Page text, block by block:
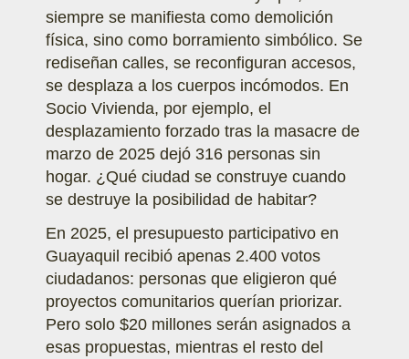
siempre se manifiesta como demolición
física, sino como borramiento simbólico. Se
rediseñan calles, se reconfiguran accesos,
se desplaza a los cuerpos incómodos. En
Socio Vivienda, por ejemplo, el
desplazamiento forzado tras la masacre de
marzo de 2025 dejó 316 personas sin
hogar. ¿Qué ciudad se construye cuando
se destruye la posibilidad de habitar?
En 2025, el presupuesto participativo en
Guayaquil recibió apenas 2.400 votos
ciudadanos: personas que eligieron qué
proyectos comunitarios querían priorizar.
Pero solo $20 millones serán asignados a
esas propuestas, mientras el resto del